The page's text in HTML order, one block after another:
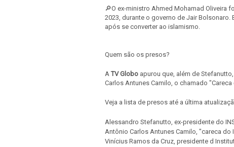
🔎O ex-ministro Ahmed Mohamad Oliveira
2023, durante o governo de Jair Bolsonaro.
após se converter ao islamismo.
Quem são os presos?
A TV Globo apurou que, além de
Carlos Antunes Camilo, o chamado "Careca
Veja a lista de presos até a última
Alessandro Stefanutto, ex-presidente do
Antônio Carlos Antunes Camilo, "careca do
Vinícius Ramos da Cruz, presidente d